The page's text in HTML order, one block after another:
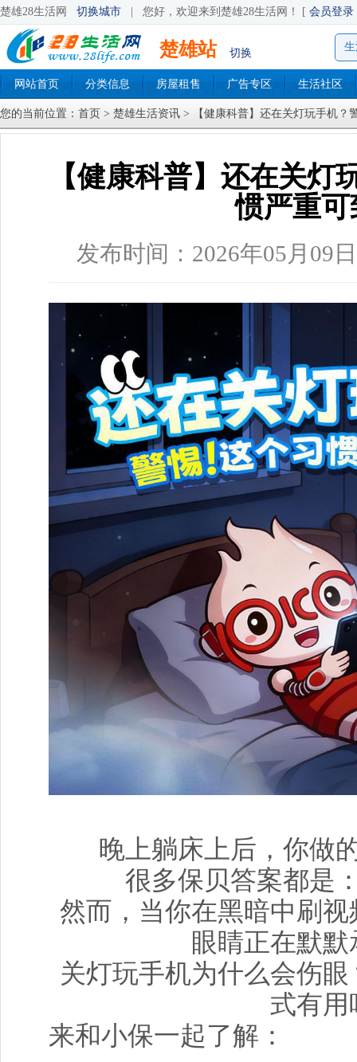
楚雄28生活网 切换城市 您好，欢迎来到楚雄28生活网！ [ 会员登录
楚雄站 切换
网站首页 分类信息 房屋租售 广告专区 生活社区
您的当前位置： 首页 > 楚雄生活资讯 > 【健康科普】还在关灯玩手机？
【健康科普】还在关灯
惯严重
发布时间：2026年05月
晚上躺床上后，你做
很多保贝答案都是
然而，当你在黑暗中刷
眼睛正在默
关灯玩手机为什么会伤
式有用
来和小保一起了解：